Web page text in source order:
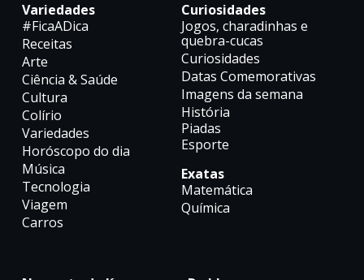
Variedades
#FicaADica
Receitas
Arte
Ciência & Saúde
Cultura
Colírio
Variedades
Horóscopo do dia
Música
Tecnologia
Viagem
Carros
Curiosidades
Jogos, charadinhas e
quebra-cucas
Curiosidades
Datas Comemorativas
Imagens da semana
História
Piadas
Esporte
Exatas
Matemática
Química